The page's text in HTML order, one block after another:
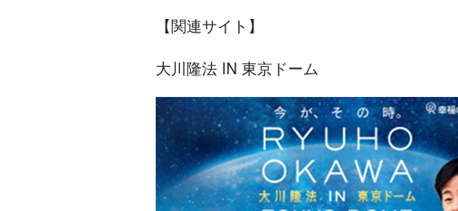
【関連サイト】
大川隆法 IN 東京ドーム